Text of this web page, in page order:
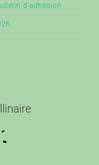
d’adhésion